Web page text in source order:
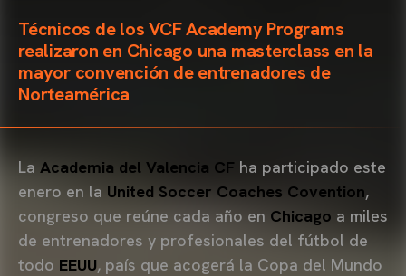
Técnicos de los VCF Academy Programs
realizaron en Chicago una masterclass en la
mayor convención de entrenadores de
Norteamérica
La Academia del Valencia CF ha participado este
enero en la United Soccer Coaches Covention,
congreso que reúne cada año en Chicago a miles
de entrenadores y profesionales del fútbol de
todo EEUU, país que acogerá la Copa del Mundo